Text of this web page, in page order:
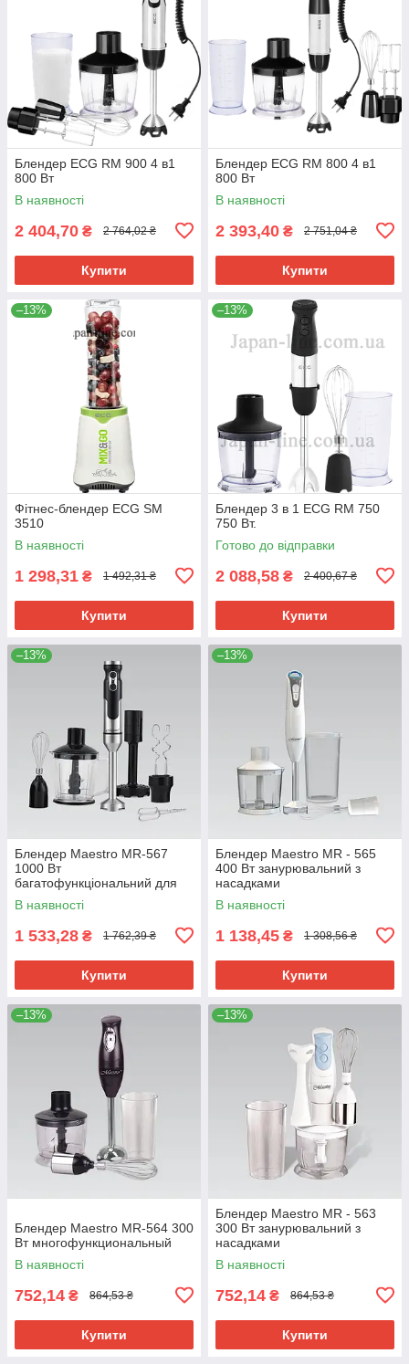
Блендер ECG RM 900 4 в1
800 Вт
В наявності
2 404,70 ₴ 2 764,02 ₴
Купити
Блендер ECG RM 800 4 в1
800 Вт
В наявності
2 393,40 ₴ 2 751,04 ₴
Купити
–13%
Фітнес-блендер ECG SM
3510
В наявності
1 298,31 ₴ 1 492,31 ₴
Купити
–13%
Блендер 3 в 1 ECG RM 750
750 Вт.
Готово до відправки
2 088,58 ₴ 2 400,67 ₴
Купити
–13%
Блендер Maestro MR-567
1000 Вт
багатофункціональний для
подрібнення та змішування
В наявності
1 533,28 ₴ 1 762,39 ₴
Купити
–13%
Блендер Maestro MR - 565
400 Вт занурювальний з
насадками
багатофункціональний для
подрібнення та змішування
В наявності
1 138,45 ₴ 1 308,56 ₴
Купити
–13%
Блендер Maestro MR-564 300
Вт многофункциональный
В наявності
752,14 ₴ 864,53 ₴
Купити
–13%
Блендер Maestro MR - 563
300 Вт занурювальний з
насадками
багатофункціональний для
подрібнення та змішування
В наявності
752,14 ₴ 864,53 ₴
Купити